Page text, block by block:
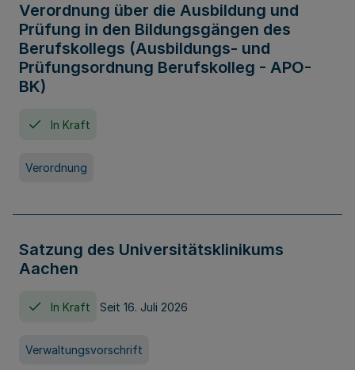
Verordnung über die Ausbildung und
Prüfung in den Bildungsgängen des
Berufskollegs (Ausbildungs- und
Prüfungsordnung Berufskolleg - APO-
BK)
In Kraft
Verordnung
Satzung des Universitätsklinikums
Aachen
In Kraft Seit 16. Juli 2026
Verwaltungsvorschrift